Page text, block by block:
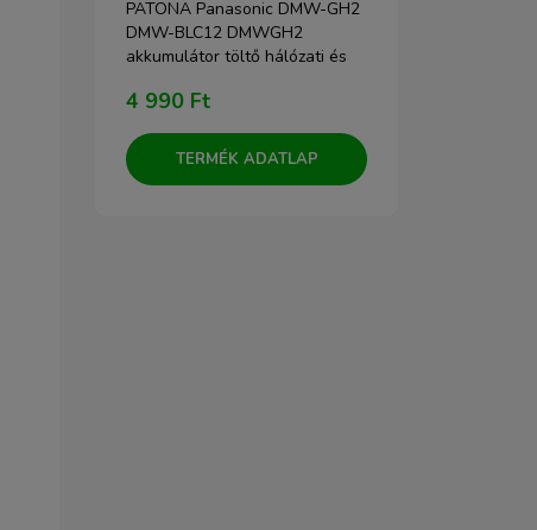
PATONA Panasonic DMW-GH2
DMW-BLC12 DMWGH2
akkumulátor töltő hálózati és
4 990 Ft
TERMÉK ADATLAP